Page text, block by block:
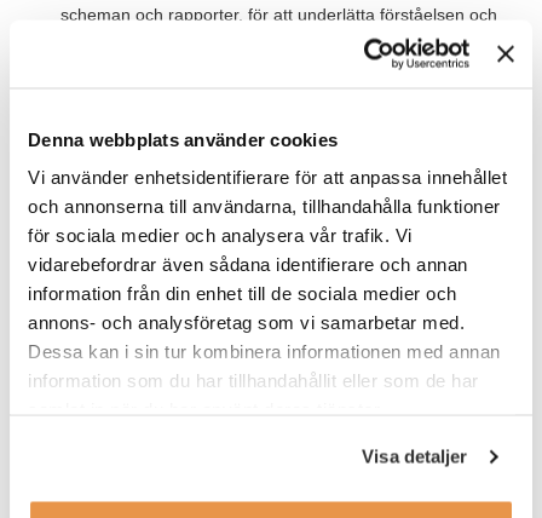
Denna webbplats använder cookies
Vi använder enhetsidentifierare för att anpassa innehållet
och annonserna till användarna, tillhandahålla funktioner
för sociala medier och analysera vår trafik. Vi
vidarebefordrar även sådana identifierare och annan
information från din enhet till de sociala medier och
annons- och analysföretag som vi samarbetar med.
Dessa kan i sin tur kombinera informationen med annan
information som du har tillhandahållit eller som de har
Visa detaljer
scheman och rapporter, för att underlätta förståelsen och
förbättringar vid behov.
Värt att veta
Vi förstår att du antagligen vill veta mer om arbetsplatsen men
av olika skäl är namnet på företaget inledningsvis konfidentiellt.
Låter jobbet intressant i sin helhet bör du absolut söka idag, så
tar vi dina frågor i sinom tid.
I detta uppdrag finns goda möjligheter till överrekrytering hos
Jobbet passar bra för dig som nyligen examinerad och redo att